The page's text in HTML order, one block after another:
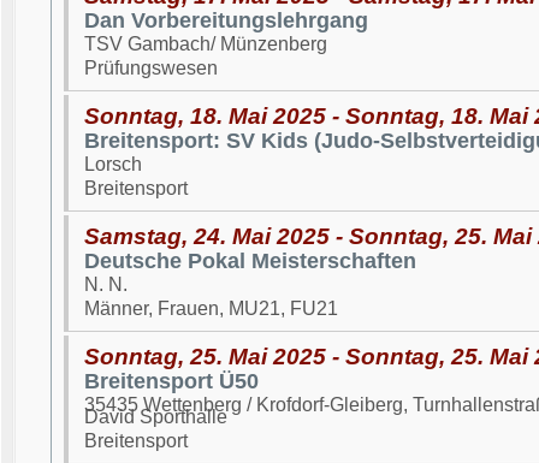
Dan Vorbereitungslehrgang
TSV Gambach/ Münzenberg
Prüfungswesen
Sonntag, 18. Mai 2025 - Sonntag, 18. Mai
Breitensport: SV Kids (Judo-
Lorsch
Breitensport
Samstag, 24. Mai 2025 - Sonntag, 25. Mai
Deutsche Pokal Meisterschaften
N. N.
Männer, Frauen, MU21, FU21
Sonntag, 25. Mai 2025 - Sonntag, 25. Mai
Breitensport Ü50
35435 Wettenberg / Krofdorf-Gleiberg,
David Sporthalle
Breitensport